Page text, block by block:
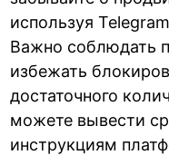
используя
Важно соблюдать
избежать
достаточного
можете вывести
инструкциям